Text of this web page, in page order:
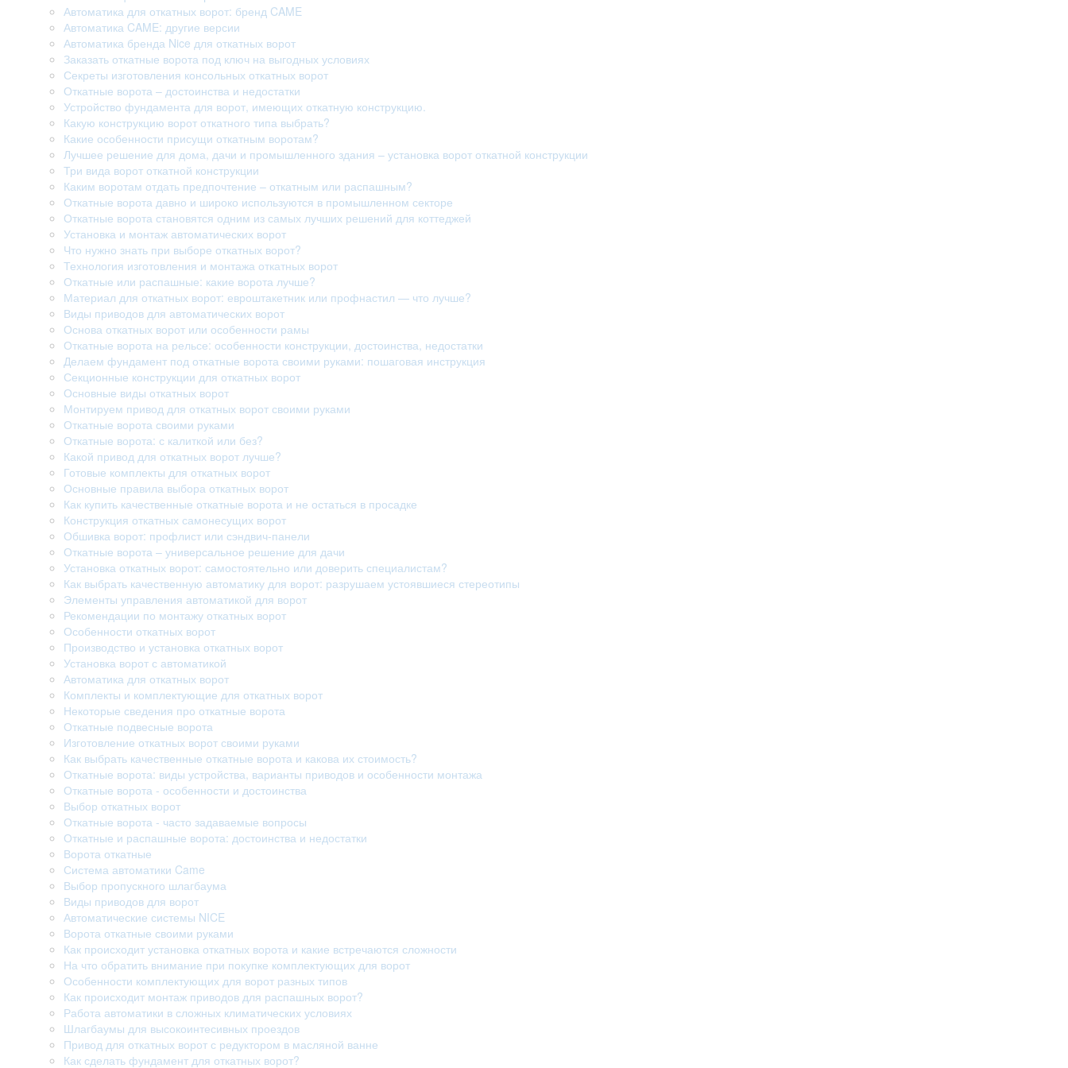
Автоматика для откатных ворот: бренд CAME
Автоматика CAME: другие версии
Автоматика бренда Nice для откатных ворот
Заказать откатные ворота под ключ на выгодных условиях
Секреты изготовления консольных откатных ворот
Откатные ворота – достоинства и недостатки
Устройство фундамента для ворот, имеющих откатную конструкцию.
Какую конструкцию ворот откатного типа выбрать?
Какие особенности присущи откатным воротам?
Лучшее решение для дома, дачи и промышленного здания – установка ворот откатной конструкции
Три вида ворот откатной конструкции
Каким воротам отдать предпочтение – откатным или распашным?
Откатные ворота давно и широко используются в промышленном секторе
Откатные ворота становятся одним из самых лучших решений для коттеджей
Установка и монтаж автоматических ворот
Что нужно знать при выборе откатных ворот?
Технология изготовления и монтажа откатных ворот
Откатные или распашные: какие ворота лучше?
Материал для откатных ворот: евроштакетник или профнастил — что лучше?
Виды приводов для автоматических ворот
Основа откатных ворот или особенности рамы
Откатные ворота на рельсе: особенности конструкции, достоинства, недостатки
Делаем фундамент под откатные ворота своими руками: пошаговая инструкция
Секционные конструкции для откатных ворот
Основные виды откатных ворот
Монтируем привод для откатных ворот своими руками
Откатные ворота своими руками
Откатные ворота: с калиткой или без?
Какой привод для откатных ворот лучше?
Готовые комплекты для откатных ворот
Основные правила выбора откатных ворот
Как купить качественные откатные ворота и не остаться в просадке
Конструкция откатных самонесущих ворот
Обшивка ворот: профлист или сэндвич-панели
Откатные ворота – универсальное решение для дачи
Установка откатных ворот: самостоятельно или доверить специалистам?
Как выбрать качественную автоматику для ворот: разрушаем устоявшиеся стереотипы
Элементы управления автоматикой для ворот
Рекомендации по монтажу откатных ворот
Особенности откатных ворот
Производство и установка откатных ворот
Установка ворот с автоматикой
Автоматика для откатных ворот
Комплекты и комплектующие для откатных ворот
Некоторые сведения про откатные ворота
Откатные подвесные ворота
Изготовление откатных ворот своими руками
Как выбрать качественные откатные ворота и какова их стоимость?
Откатные ворота: виды устройства, варианты приводов и особенности монтажа
Откатные ворота - особенности и достоинства
Выбор откатных ворот
Откатные ворота - часто задаваемые вопросы
Откатные и распашные ворота: достоинства и недостатки
Ворота откатные
Система автоматики Came
Выбор пропускного шлагбаума
Виды приводов для ворот
Автоматические системы NICE
Ворота откатные своими руками
Как происходит установка откатных ворота и какие встречаются сложности
На что обратить внимание при покупке комплектующих для ворот
Особенности комплектующих для ворот разных типов
Как происходит монтаж приводов для распашных ворот?
Работа автоматики в сложных климатических условиях
Шлагбаумы для высокоинтесивных проездов
Привод для откатных ворот с редуктором в масляной ванне
Как сделать фундамент для откатных ворот?